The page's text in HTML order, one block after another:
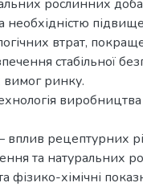
рослинних
втрат,
стабільної
вимог ринку.
рецептурних
та натуральних
фізико-хімічні